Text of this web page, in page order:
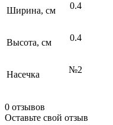
Ширина, см 0.4
Высота, см 0.4
Насечка №2
0 отзывов
Оставьте свой отзыв